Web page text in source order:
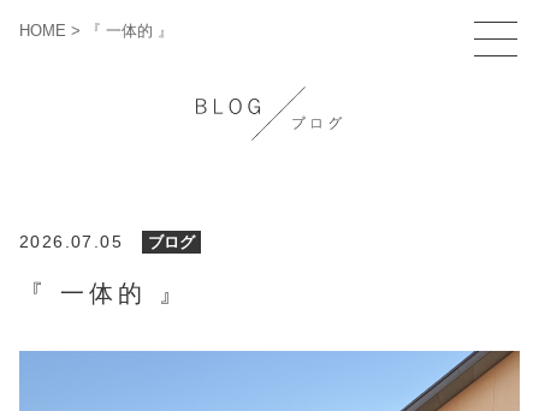
HOME > 『 一体的 』
2026.07.05 ブログ
『 一体的 』